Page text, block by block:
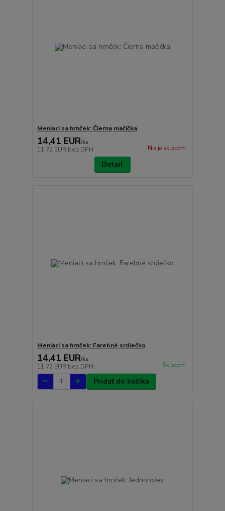
Meniaci sa hrnček: Čierna mačička
14,41 EUR/ks
11,72 EUR bez DPH Nie je skladom
Detail
Meniaci sa hrnček: Farebné srdiečko
14,41 EUR/ks
11,72 EUR bez DPH Skladom
Pridať do košíka